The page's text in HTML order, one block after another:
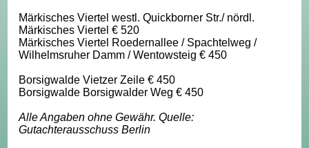
Märkisches Viertel westl. Quickborner Str./ nördl.
Märkisches Viertel € 520
Märkisches Viertel Roedernallee / Spachtelweg /
Wilhelmsruher Damm / Wentowsteig € 450
Borsigwalde Vietzer Zeile € 450
Borsigwalde Borsigwalder Weg € 450
Alle Angaben ohne Gewähr. Quelle:
Gutachterausschuss Berlin